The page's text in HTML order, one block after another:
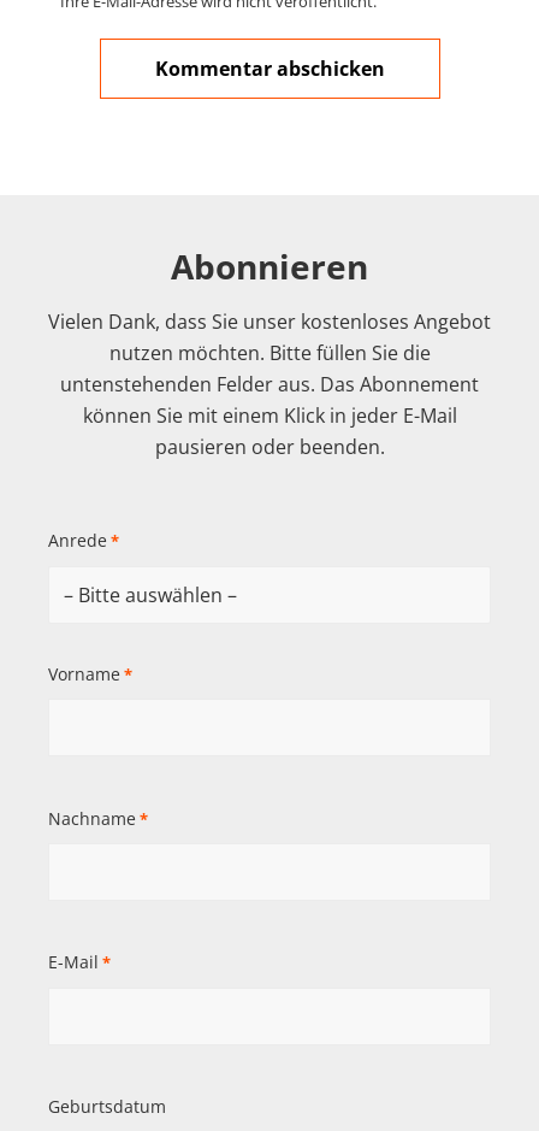
Abonnieren
Vielen Dank, dass Sie unser kostenloses Angebot
nutzen möchten. Bitte füllen Sie die
untenstehenden Felder aus. Das Abonnement
können Sie mit einem Klick in jeder E-Mail
pausieren oder beenden.
Anrede *
Vorname *
Nachname *
E-Mail *
Geburtsdatum